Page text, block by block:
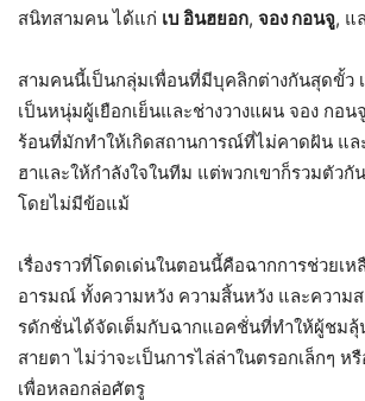
สนิทสามคน ได้แก่ เบ อินฮยอก, จอง กอนจู, แ
สามคนนี้เป็นกลุ่มเพื่อนที่มีบุคลิกต่างกันสุดขั้ว
เป็นหนุ่มผู้เยือกเย็นและช่างวางแผน จอง กอน
ร้อนที่มักทำให้เกิดสถานการณ์ที่ไม่คาดฝัน แล
ฮาและให้กำลังใจในทีม แต่พวกเขาก็รวมตัวกั
โดยไม่มีข้อแม้
เรื่องราวที่โดดเด่นในตอนนี้คือฉากการช่วยเห
อารมณ์ ทั้งความหวัง ความสิ้นหวัง และความ
รดักชั่นได้จัดเต็มกับฉากแอคชั่นที่ทำให้ผู้ชมลุ้
สายตา ไม่ว่าจะเป็นการไล่ล่าในตรอกเล็กๆ
เพื่อหลอกล่อศัตรู